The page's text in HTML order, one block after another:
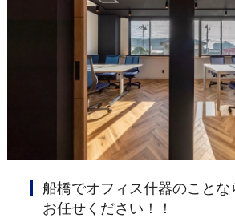
船橋でオフィス什器のことな
お任せください！！